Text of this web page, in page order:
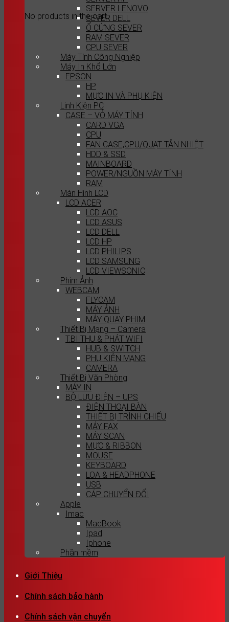
No products in the cart.
SERVER LENOVO
SEVER DELL
Ổ CỨNG SEVER
RAM SEVER
CPU SEVER
Máy Tính Công Nghiệp
Máy In Khổ Lớn
EPSON
HP
MỰC IN VÀ PHỤ KIỆN
Linh Kiện PC
CASE – VỎ MÁY TÍNH
CARD VGA
CPU
FAN CASE,CPU/QUẠT TẢN NHIỆT
HDD & SSD
MAINBOARD
POWER/NGUỒN MÁY TÍNH
RAM
Màn Hình LCD
LCD ACER
LCD AOC
LCD ASUS
LCD DELL
LCD HP
LCD PHILIPS
LCD SAMSUNG
LCD VIEWSONIC
Phim Ảnh
WEBCAM
FLYCAM
MÁY ẢNH
MÁY QUAY PHIM
Thiết Bị Mạng – Camera
T.BI THU & PHÁT WIFI
HUB & SWITCH
PHỤ KIỆN MẠNG
CAMERA
Thiết Bị Văn Phòng
MÁY IN
BỘ LƯU ĐIỆN – UPS
ĐIỆN THOẠI BÀN
THIẾT BỊ TRÌNH CHIẾU
MÁY FAX
MÁY SCAN
MỰC & RIBBON
MOUSE
KEYBOARD
LOA & HEADPHONE
USB
CÁP CHUYỂN ĐỔI
Apple
Imac
MacBook
Ipad
Iphone
Phần mềm
Giới Thiệu
Chính sách bảo hành
Chính sách vận chuyển